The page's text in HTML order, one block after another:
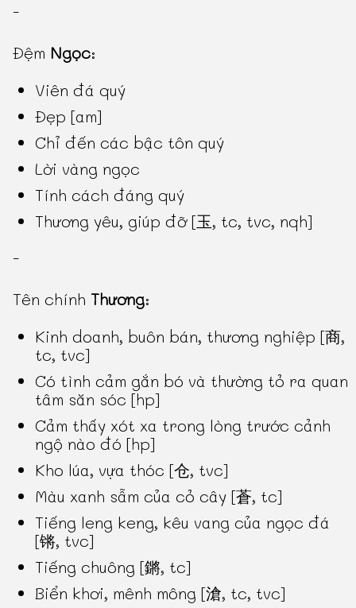
-
Đệm Ngọc:
Viên đá quý
Đẹp [am]
Chỉ đến các bậc tôn quý
Lời vàng ngọc
Tính cách đáng quý
Thương yêu, giúp đỡ [玉, tc, tvc, nqh]
-
Tên chính Thương:
Kinh doanh, buôn bán, thương nghiệp [商,
tc, tvc]
Có tình cảm gắn bó và thường tỏ ra quan
tâm săn sóc [hp]
Cảm thấy xót xa trong lòng trước cảnh
ngộ nào đó [hp]
Kho lúa, vựa thóc [仓, tvc]
Màu xanh sẫm của cỏ cây [蒼, tc]
Tiếng leng keng, kêu vang của ngọc đá
[锵, tvc]
Tiếng chuông [鏘, tc]
Biển khơi, mênh mông [滄, tc, tvc]